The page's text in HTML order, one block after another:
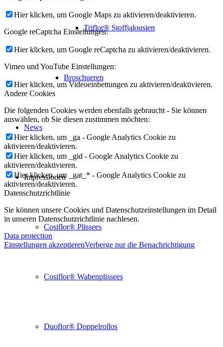
Triflor® Stoffjalousien
Broschueren
News
Impressionen
Cosiflor® Plissees
Cosiflor® Wabenplissees
Duoflor® Doppelrollos
Hier klicken, um Google Maps zu aktivieren/deaktivieren.
Google reCaptcha Einstellungen:
Hier klicken, um Google reCaptcha zu aktivieren/deaktivieren.
Vimeo und YouTube Einstellungen:
Hier klicken, um Videoeinbettungen zu aktivieren/deaktivieren.
Andere Cookies
Die folgenden Cookies werden ebenfalls gebraucht - Sie können
auswählen, ob Sie diesen zustimmen möchten:
Hier klicken, um _ga - Google Analytics Cookie zu
aktivieren/deaktivieren.
Hier klicken, um _gid - Google Analytics Cookie zu
aktivieren/deaktivieren.
Hier klicken, um _gat_* - Google Analytics Cookie zu
aktivieren/deaktivieren.
Datenschutzrichtlinie
Sie können unsere Cookies und Datenschutzeinstellungen im Detail
in unseren Datenschutzrichtlinie nachlesen.
Data protection
Einstellungen akzeptierenVerberge nur die Benachrichtigung